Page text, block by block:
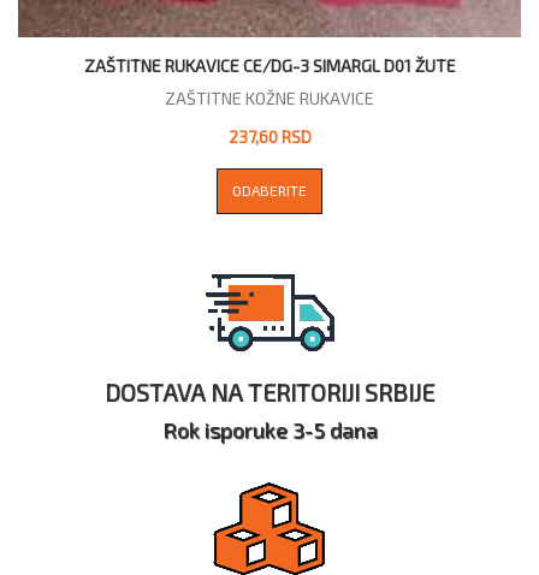
ZAŠTITNE RUKAVICE CE/DG-3 SIMARGL D01 ŽUTE
ZAŠTITNE KOŽNE RUKAVICE
237,60 RSD
ODABERITE
DOSTAVA NA TERITORIJI SRBIJE
Rok isporuke 3-5 dana